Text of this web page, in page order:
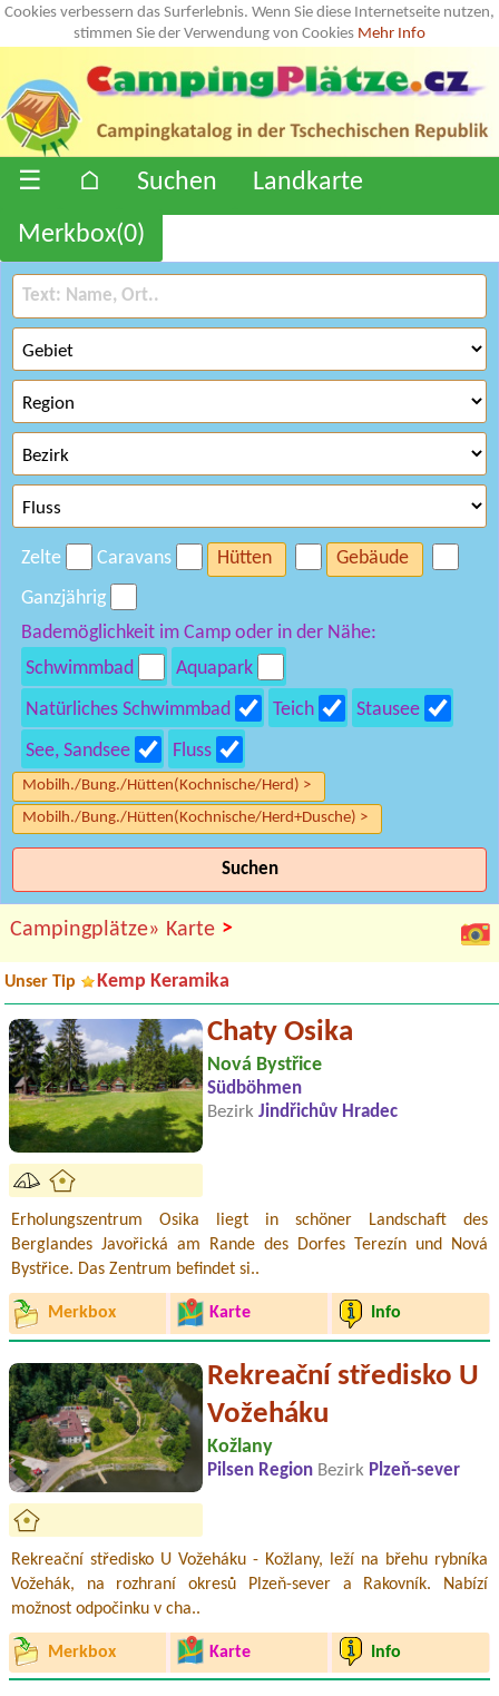
Cookies verbessern das Surferlebnis. Wenn Sie diese Internetseite nutzen,
stimmen Sie der Verwendung von Cookies Mehr Info
☰ ⌂ Suchen
Landkarte
Merkbox(0)
Zelte Caravans Hütten
Gebäude
Ganzjährig
Bademöglichkeit im Camp oder in der Nähe:
Schwimmbad
Aquapark
Natürliches Schwimmbad
Teich
Stausee
See, Sandsee
Fluss
Mobilh./Bung./Hütten(Kochnische/Herd) >
Mobilh./Bung./Hütten(Kochnische/Herd+Dusche) >
Suchen
Campingplätze» Karte >
Unser Tip Kemp Keramika
Chaty Osika
Nová Bystřice
Südböhmen
Bezirk Jindřichův Hradec
Erholungszentrum Osika liegt in schöner Landschaft des
Berglandes Javořická am Rande des Dorfes Terezín und Nová
Bystřice. Das Zentrum befindet si..
Merkbox Karte Info
Rekreační středisko U
Vožeháku
Kožlany
Pilsen Region Bezirk Plzeň-sever
Rekreační středisko U Vožeháku - Kožlany, leží na břehu rybníka
Vožehák, na rozhraní okresů Plzeň-sever a Rakovník. Nabízí
možnost odpočinku v cha..
Merkbox Karte Info